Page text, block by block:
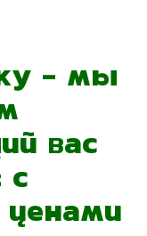
- мы
вас
с